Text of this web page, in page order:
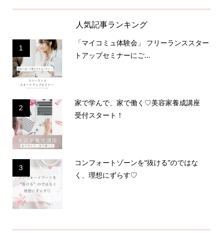
人気記事ランキング
1
「マイコミュ体験会」 フリーランススター
トアップセミナーにご...
2
家で学んで、家で働く♡美容家養成講座
受付スタート！
3
コンフォートゾーンを“抜ける”のではな
く、理想にずらす♡